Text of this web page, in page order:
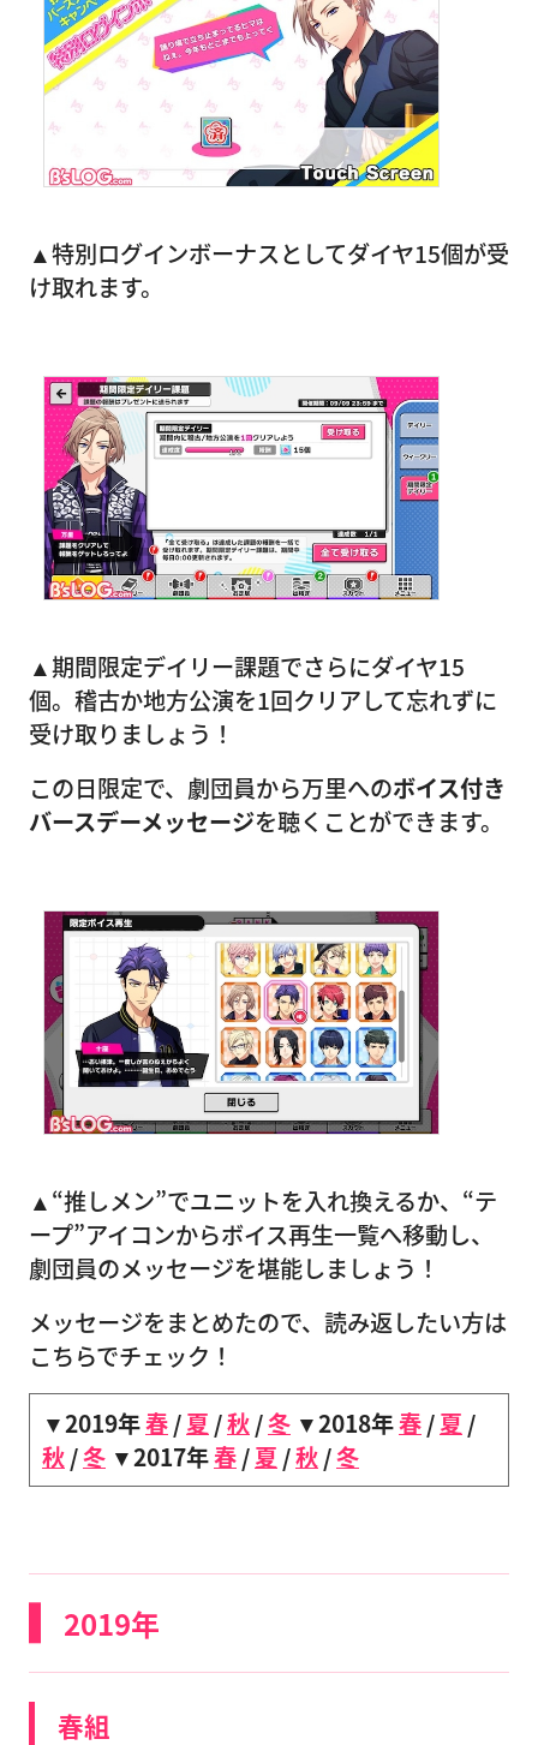
▲特別ログインボーナスとしてダイヤ15個が受
け取れます。
▲期間限定デイリー課題でさらにダイヤ15
個。稽古か地方公演を1回クリアして忘れずに
受け取りましょう！
この日限定で、劇団員から万里へのボイス付き
バースデーメッセージを聴くことができます。
▲“推しメン”でユニットを入れ換えるか、“テ
ープ”アイコンからボイス再生一覧へ移動し、
劇団員のメッセージを堪能しましょう！
メッセージをまとめたので、読み返したい方は
こちらでチェック！
▼2019年春/夏 /秋/冬 ▼2018年春/夏 /
秋/冬 ▼2017年春/夏 /秋/冬
2019年
春組